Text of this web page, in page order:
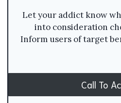
Let your addict know
into consideration
Inform users of target
Call To